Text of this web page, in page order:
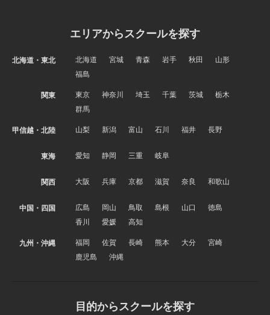
エリアからスクールを探す
北海道・東北 北海道 宮城 青森 岩手 秋田
山形
福島
関東 東京 神奈川 埼玉 千葉 茨城
栃木
群馬
甲信越・北陸 山梨 新潟 富山 石川 福井 長野
東海 愛知 静岡 三重 岐阜
関西 大阪 兵庫 京都 滋賀 奈良 和歌山
中国・四国 広島 岡山 鳥取 島根 山口
徳島
香川
愛媛 高知
九州・沖縄 福岡 佐賀 長崎 熊本 大分
宮崎
鹿児島
沖縄
目的からスクールを探す